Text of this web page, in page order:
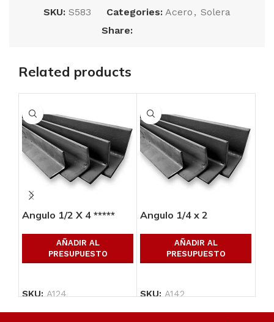
SKU: S583 Categories: Acero , Solera
Share:
Related products
Angulo 1/2 X 4 *****
AÑADIR AL
PRESUPUESTO
SKU:A124
Angulo 1/4 x 2
AÑADIR AL
PRESUPUESTO
SKU:A142